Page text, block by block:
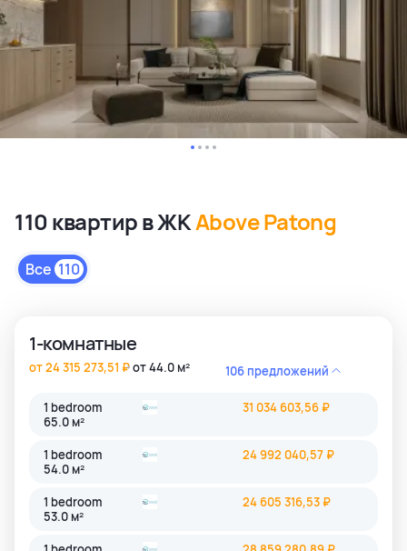
110 квартир в ЖКAbove Patong
Все 110
1-комнатные
от 44.0 м²
от 24 315 273,51 ₽ 106 предложений
1 bedroom
65.0 м²
31 034 603,56 ₽
1 bedroom
54.0 м²
24 992 040,57 ₽
1 bedroom
53.0 м²
24 605 316,53 ₽